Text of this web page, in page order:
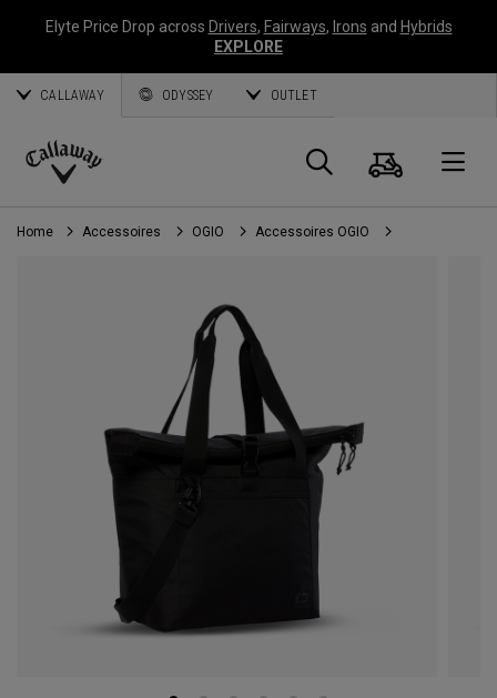
Elyte Price Drop across Drivers, Fairways, Irons and Hybrids
EXPLORE
CALLAWAY ODYSSEY OUTLET
Callaway
Golf
Panier
Home Accessoires OGIO Accessoires OGIO